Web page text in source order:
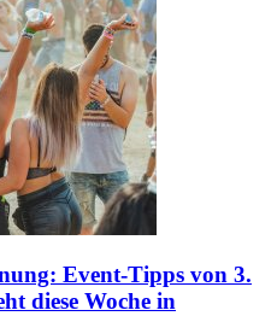
Event-Tipps von 3.
diese Woche in